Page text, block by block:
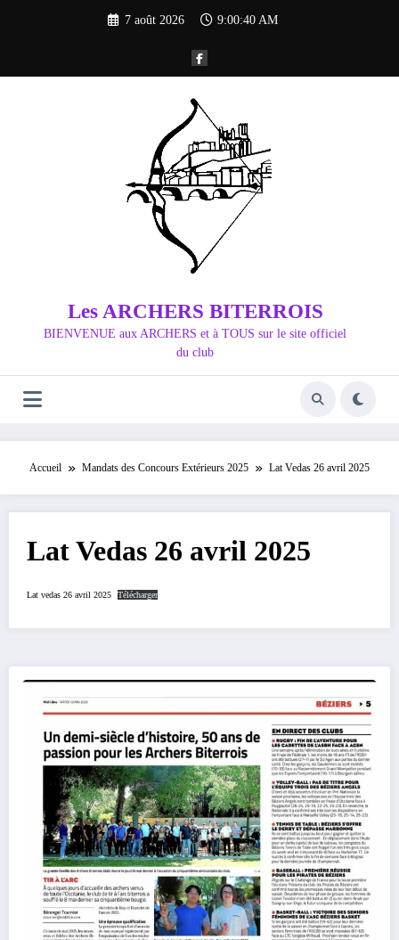
7 août 2026 9:00:41 AM
Les ARCHERS BITERROIS
BIENVENUE aux ARCHERS et à TOUS sur le site officiel
du club
Accueil Mandats des Concours Extérieurs 2025 Lat Vedas 26 avril 2025
Lat Vedas 26 avril 2025
Lat vedas 26 avril 2025 Télécharger